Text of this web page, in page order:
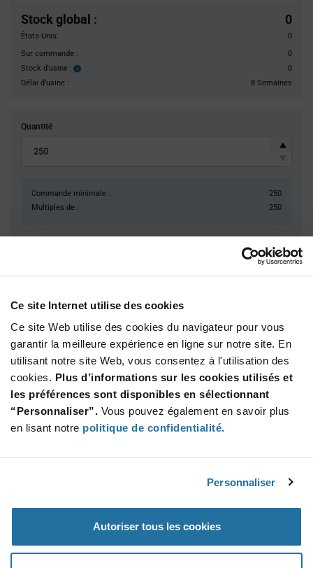
Ce site Internet utilise des cookies
Ce site Web utilise des cookies du navigateur pour vous
garantir la meilleure expérience en ligne sur notre site. En
utilisant notre site Web, vous consentez à l'utilisation des
cookies. Plus d’informations sur les cookies utilisés et
les préférences sont disponibles en sélectionnant
“Personnaliser”. Vous pouvez également en savoir plus
en lisant notre politique de confidentialité.
Personnaliser
Autoriser tous les cookies
Stock global : 0
États-Unis:
0
Sur commande :
0
Stock d'usine :
Stock
0
Délai d'usine :
8 Semaines
Quantité
Commande minimale :
250
Multiples de :
250
12 110,00 $
USD
Quantité Prix unitaire
250+ $48.44
Product
Variant
Emballages disponibles
00 - Spécifications du produit